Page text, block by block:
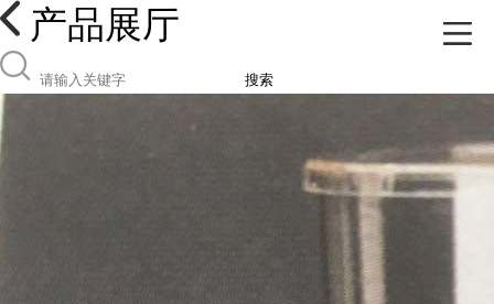
产品展厅
搜索